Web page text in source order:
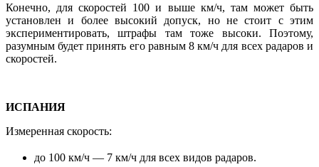
Конечно, для скоростей 100 и выше км/ч, там может быть
установлен и более высокий допуск, но не стоит с этим
экспериментировать, штрафы там тоже высоки. Поэтому,
разумным будет принять его равным 8 км/ч для всех радаров и
скоростей.
ИСПАНИЯ
Измеренная скорость:
до 100 км/ч — 7 км/ч для всех видов радаров.